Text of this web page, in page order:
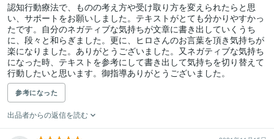
認知行動療法で、ものの考え方や受け取り方を変えられたらと思
い、サポートをお願いしました。テキストがとても分かりやすかっ
たです。自分のネガティブな気持ちが文章に書き出していくうち
に、段々と和らぎました。更に、ヒロさんのお言葉を頂き気持ちが
楽になりました。ありがとうございました。又ネガティブな気持ち
になった時、テキストを参考にして書き出して気持ちを切り替えて
行動したいと思います。御指導ありがとうございました。
参考になった
出品者からの返信を読む